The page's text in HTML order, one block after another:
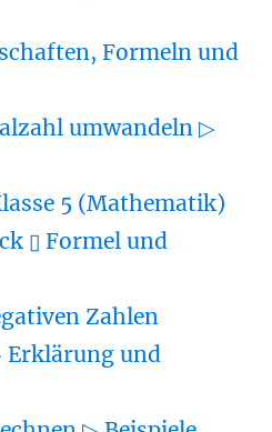
Formeln und
umwandeln ▷
5 (Mathematik)
▯ Formel und
Zahlen
Erklärung und